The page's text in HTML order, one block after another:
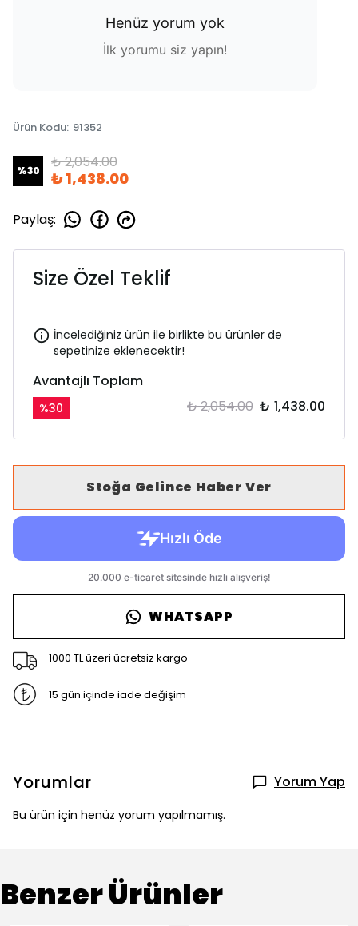
Henüz yorum yok
İlk yorumu siz yapın!
Ürün Kodu: 91352
%30 ₺ 2,054.00
₺ 1,438.00
Paylaş:
Size Özel Teklif
İncelediğiniz ürün ile birlikte bu ürünler de
sepetinize eklenecektir!
Avantajlı Toplam
%30 ₺ 2,054.00 ₺ 1,438.00
Stoğa Gelince Haber Ver
WHATSAPP
1000 TL üzeri ücretsiz kargo
15 gün içinde iade değişim
Yorumlar Yorum Yap
Bu ürün için henüz yorum yapılmamış.
Benzer Ürünler